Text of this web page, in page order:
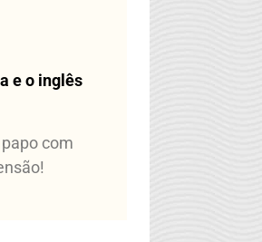
e o inglês
com